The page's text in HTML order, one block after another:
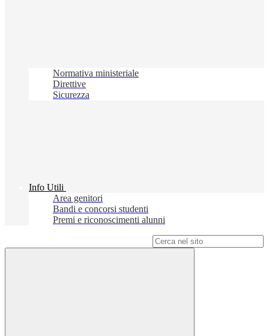
Normativa ministeriale
Direttive
Sicurezza
Info Utili
Area genitori
Bandi e concorsi studenti
Premi e riconoscimenti alunni